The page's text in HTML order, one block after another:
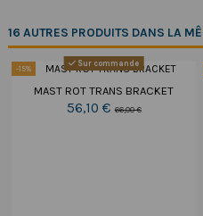
16 AUTRES PRODUITS DANS LA
-15%
Sur commande
MAST ROT TRANS BRACKET
56,10 €66,00 €